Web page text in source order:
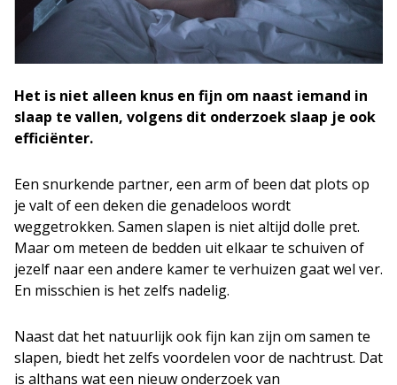
Het is niet alleen knus en fijn om naast iemand in
slaap te vallen, volgens dit onderzoek slaap je ook
efficiënter.
Een snurkende partner, een arm of been dat plots op
je valt of een deken die genadeloos wordt
weggetrokken. Samen slapen is niet altijd dolle pret.
Maar om meteen de bedden uit elkaar te schuiven of
jezelf naar een andere kamer te verhuizen gaat wel ver.
En misschien is het zelfs nadelig.
Naast dat het natuurlijk ook fijn kan zijn om samen te
slapen, biedt het zelfs voordelen voor de nachtrust. Dat
is althans wat een nieuw onderzoek van